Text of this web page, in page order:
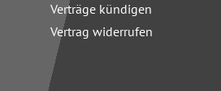
Verträge kündigen
Vertrag widerrufen